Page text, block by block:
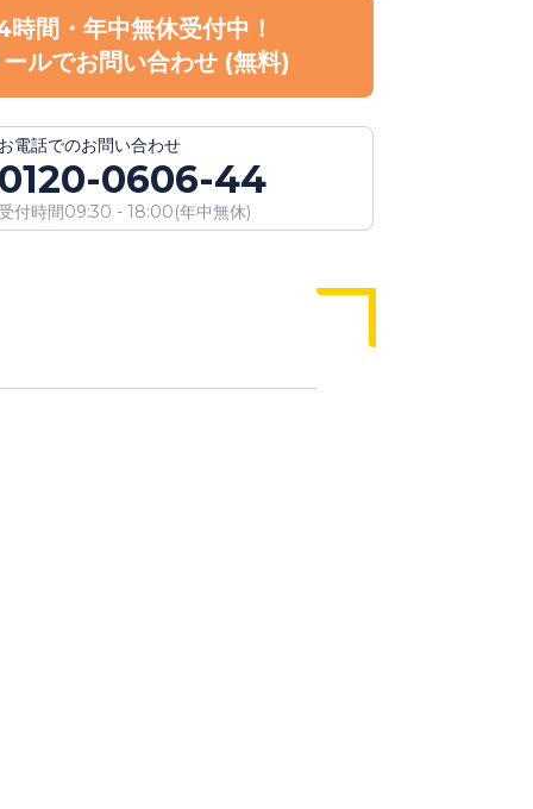
時間・年中無休受付中！
ルでお問い合わせ(無料)
お電話でのお問い合わせ
0120-0606-44
受付時間09:30 - 18:00(年中無休)